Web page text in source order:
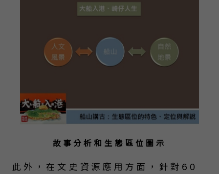
故事分析和生態區位圖示
此外，在文史資源應用方面，針對60